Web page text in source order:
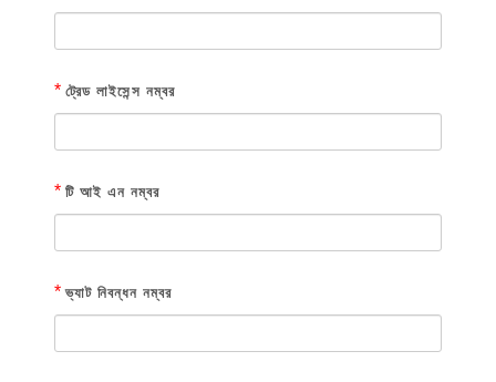
* ট্রেড লাইসেন্স নম্বর
* টি আই এন নম্বর
* ভ্যাট নিবন্ধন নম্বর